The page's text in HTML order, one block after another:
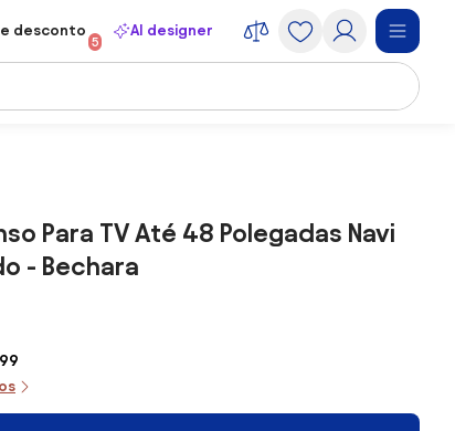
desconto
5
AI designer
Para TV Até 48 Polegadas Navi
- Bechara